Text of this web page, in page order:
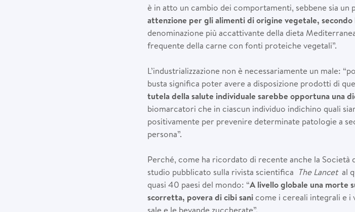
è in atto un cambio dei comportamenti, sebbene sia un
attenzione per gli alimenti di origine vegetale,
denominazione più accattivante della dieta
frequente della carne con fonti proteiche vegetali”.
L’industrializzazione non è necessariamente un male:
busta significa poter avere a disposizione prodotti di
tutela della salute individuale sarebbe opportuna una
biomarcatori che in ciascun individuo indichino quali
positivamente per prevenire determinate patologie a
persona”.
Perché, come ha ricordato di recente anche la
studio pubblicato sulla rivista scientifica The Lancet al
quasi 40 paesi del mondo: “A livello globale una morte
scorretta, povera di cibi sanicome i cereali integrali e i